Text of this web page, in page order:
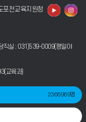
포천교육지원청
직실 : 031)539-0009(평일야
교육과)
2366969명